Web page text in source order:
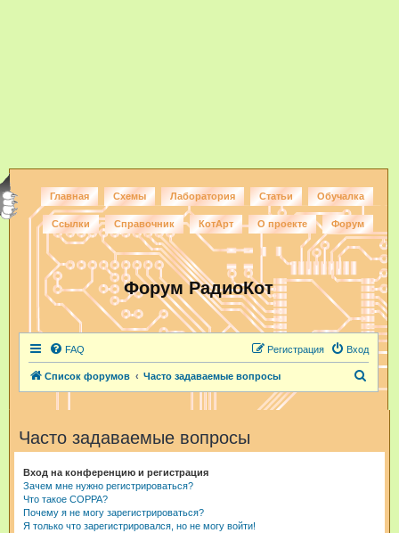
Главная Схемы Лаборатория Статьи Обучалка
Ссылки Справочник КотАрт О проекте Форум
Форум РадиоКот
FAQ Вход
Регистрация
Список форумов Часто задаваемые вопросы
Часто задаваемые вопросы
Вход на конференцию и регистрация
Зачем мне нужно регистрироваться?
Что такое COPPA?
Почему я не могу зарегистрироваться?
Я только что зарегистрировался, но не могу войти!